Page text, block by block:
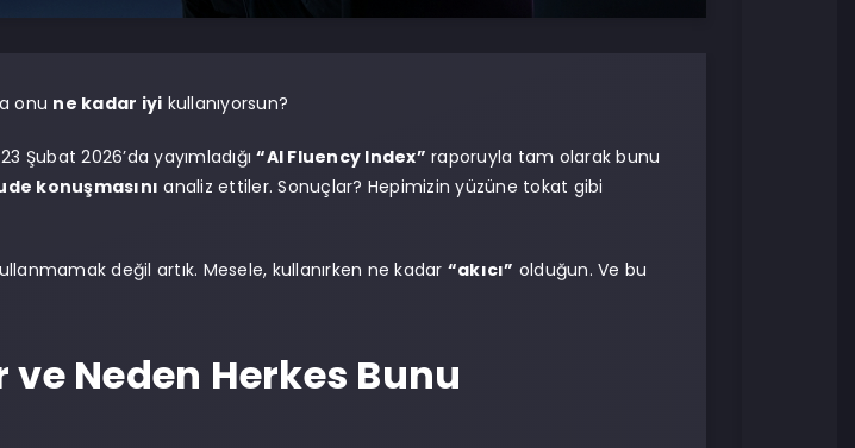
onu ne kadar iyi kullanıyorsun?
Şubat 2026’da yayımladığı“AI Fluency Index” raporuyla tam olarak bunu
konuşmasını analiz ettiler. Sonuçlar? Hepimizin yüzüne tokat gibi
değil artık. Mesele, kullanırken ne kadar “akıcı” olduğun. Ve bu
Neden Herkes Bunu